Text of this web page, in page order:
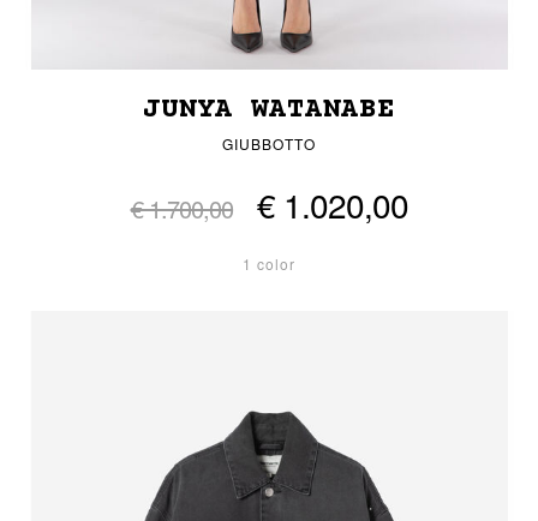
JUNYA WATANABE
GIUBBOTTO
€ 1.700,00 € 1.020,00
1 color